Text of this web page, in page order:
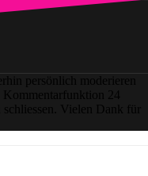
persönlich moderieren
Kommentarfunktion 24
Vielen Dank für